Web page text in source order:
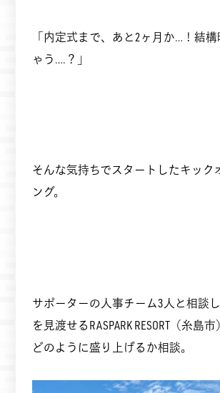
「内定式まで、あと2ヶ月か…！結
ゃう….？」
そんな気持ちでスタートしたキック
ング。
サポーターの人事チーム3人と相談
を見渡せるRASPARK RESORT（糸島
どのように盛り上げるか相談。